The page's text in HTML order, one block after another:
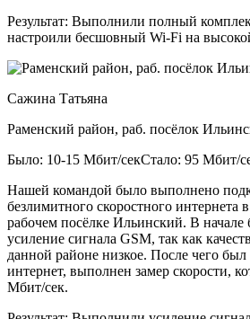
Результат: Выполнили полный
настроили бесшовный Wi-Fi на
Сажина Татьяна
Раменский район, раб. посёлок
Было: 10-15 Мбит/секСтало: 95 Мбит/
Нашей командой было выполнено
безлимитного скоростного интернета
рабочем посёлке Ильинский. В
усиление сигнала GSM, так как
данной районе низкое. После чего был
интернет, выполнен замер скорости,
Мбит/сек.